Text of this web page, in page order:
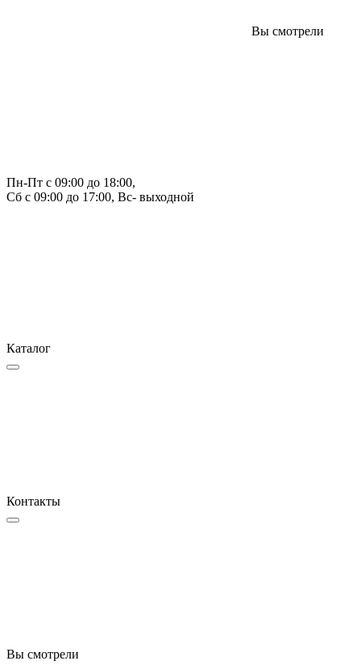
Вы смотрели
Пн-Пт с 09:00 до 18:00,
Сб с 09:00 до 17:00, Вс- выходной
Каталог
Контакты
Вы смотрели